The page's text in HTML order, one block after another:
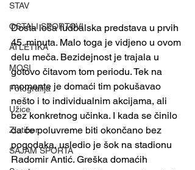
STAV
OSTALI SPORTOVI
ATLETIKA
MOSI
Fotografija
Užice
Zlatibor
SAJAM SPORTA
Dosta loša fudbalska predstava u prvih
45. minuta. Malo toga je vidjeno u ovom
delu meča. Bezidejnost je trajala u
gotovo čitavom tom periodu. Tek na
momente je domaći tim pokušavao
nešto i to individualnim akcijama, ali
bez konkretnog učinka. I kada se činilo
da će poluvreme biti okončano bez
pogodaka, usledio je šok na stadionu
Radomir Antić. Greška domaćih